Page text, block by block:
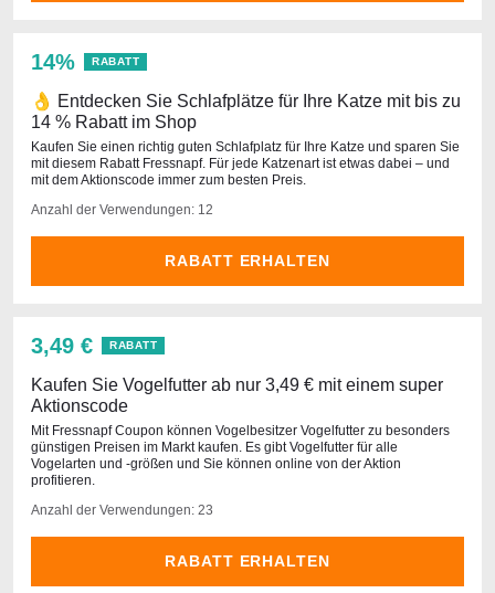
14% RABATT
👌 Entdecken Sie Schlafplätze für Ihre Katze mit bis zu
14 % Rabatt im Shop
Kaufen Sie einen richtig guten Schlafplatz für Ihre Katze und sparen Sie
mit diesem Rabatt Fressnapf. Für jede Katzenart ist etwas dabei – und
mit dem Aktionscode immer zum besten Preis.
Anzahl der Verwendungen: 12
RABATT ERHALTEN
3,49 € RABATT
Kaufen Sie Vogelfutter ab nur 3,49 € mit einem super
Aktionscode
Mit Fressnapf Coupon können Vogelbesitzer Vogelfutter zu besonders
günstigen Preisen im Markt kaufen. Es gibt Vogelfutter für alle
Vogelarten und -größen und Sie können online von der Aktion
profitieren.
Anzahl der Verwendungen: 23
RABATT ERHALTEN